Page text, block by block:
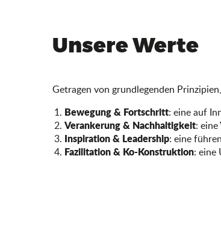
Unsere Werte
Getragen von grundlegenden
Bewegung & Fortschritt: eine auf
Verankerung & Nachhaltigkeit:
Inspiration & Leadership: eine
Fazilitation & Ko-Konstruktion: eine